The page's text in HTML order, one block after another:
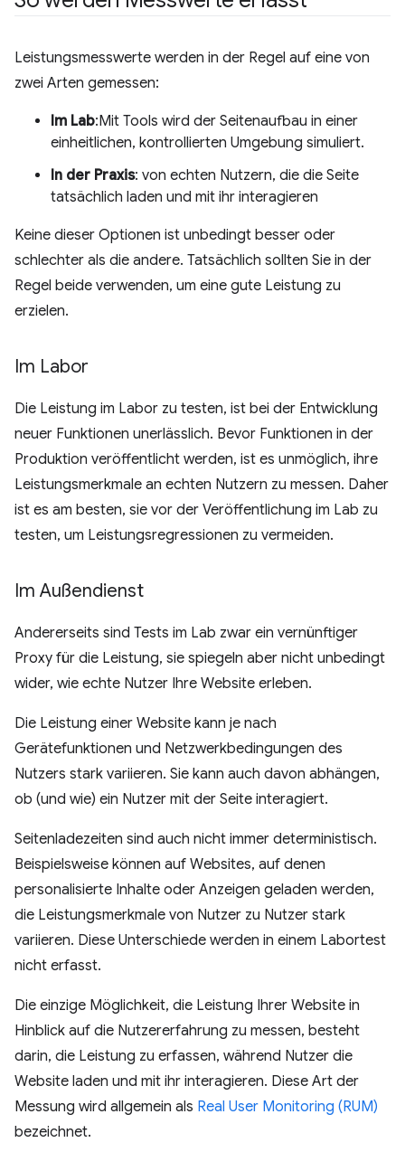
Leistungsmesswerte werden in der Regel auf eine von
zwei Arten gemessen:
Im Lab:Mit Tools wird der Seitenaufbau in einer
einheitlichen, kontrollierten Umgebung simuliert.
In der Praxis: von echten Nutzern, die die Seite
tatsächlich laden und mit ihr interagieren
Keine dieser Optionen ist unbedingt besser oder
schlechter als die andere. Tatsächlich sollten Sie in der
Regel beide verwenden, um eine gute Leistung zu
erzielen.
Im Labor
Die Leistung im Labor zu testen, ist bei der Entwicklung
neuer Funktionen unerlässlich. Bevor Funktionen in der
Produktion veröffentlicht werden, ist es unmöglich, ihre
Leistungsmerkmale an echten Nutzern zu messen. Daher
ist es am besten, sie vor der Veröffentlichung im Lab zu
testen, um Leistungsregressionen zu vermeiden.
Im Außendienst
Andererseits sind Tests im Lab zwar ein vernünftiger
Proxy für die Leistung, sie spiegeln aber nicht unbedingt
wider, wie echte Nutzer Ihre Website erleben.
Die Leistung einer Website kann je nach
Gerätefunktionen und Netzwerkbedingungen des
Nutzers stark variieren. Sie kann auch davon abhängen,
ob (und wie) ein Nutzer mit der Seite interagiert.
Seitenladezeiten sind auch nicht immer deterministisch.
Beispielsweise können auf Websites, auf denen
personalisierte Inhalte oder Anzeigen geladen werden,
die Leistungsmerkmale von Nutzer zu Nutzer stark
variieren. Diese Unterschiede werden in einem Labortest
nicht erfasst.
Die einzige Möglichkeit, die Leistung Ihrer Website in
Hinblick auf die Nutzererfahrung zu messen, besteht
darin, die Leistung zu erfassen, während Nutzer die
Website laden und mit ihr interagieren. Diese Art der
Messung wird allgemein als Real User Monitoring (RUM)
bezeichnet.